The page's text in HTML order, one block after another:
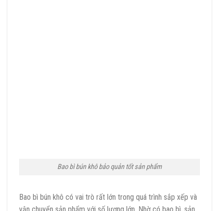
Bao bì bún khô bảo quản tốt sản phẩm
Bao bì bún khô có vai trò rất lớn trong quá trình sắp xếp và